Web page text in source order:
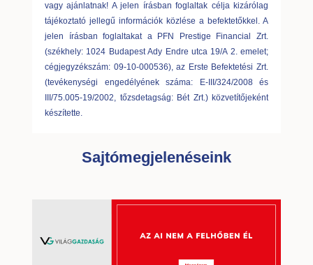
vagy ajánlatnak! A jelen írásban foglaltak célja kizárólag
tájékoztató jellegű információk közlése a befektetőkkel. A
jelen írásban foglaltakat a PFN Prestige Financial Zrt.
(székhely: 1024 Budapest Ady Endre utca 19/A 2. emelet;
cégjegyzékszám: 09-10-000536), az Erste Befektetési Zrt.
(tevékenységi engedélyének száma: E-III/324/2008 és
III/75.005-19/2002, tőzsdetagság: Bét Zrt.) közvetítőjeként
készítette.
Sajtómegjelenéseink